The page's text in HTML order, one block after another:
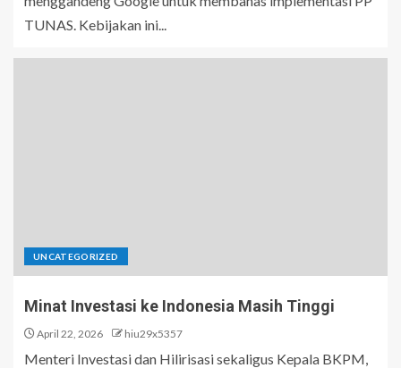
TUNAS. Kebijakan ini...
UNCATEGORIZED
Minat Investasi ke Indonesia Masih Tinggi
April 22, 2026 hiu29x5357
Menteri Investasi dan Hilirisasi sekaligus Kepala BKPM,